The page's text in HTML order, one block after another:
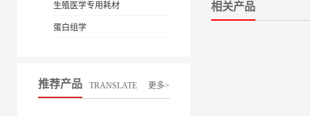
生殖医学专用耗材
蛋白组学
推荐产品 TRANSLATE 更多>
相关产品